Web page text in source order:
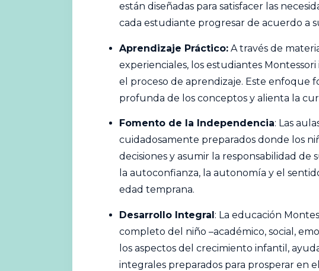
están diseñadas para satisfacer las
cada estudiante progresar de acuerdo a
Aprendizaje Práctico: A través de
experienciales, los estudiantes
el proceso de aprendizaje. Este enfoque
profunda de los conceptos y alienta la
Fomento de la Independencia: Las
cuidadosamente preparados donde los
decisiones y asumir la responsabilidad de
la autoconfianza, la autonomía y el
edad temprana.
Desarrollo Integral: La educación
completo del niño –académico, social,
los aspectos del crecimiento infantil,
integrales preparados para prosperar en